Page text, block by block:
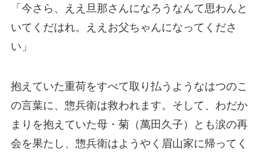
「今さら、ええ旦那さんになろうなんて思わんと
いてくだはれ。ええお父ちゃんになってくださ
い」
抱えていた重荷をすべて取り払うようなはつのこ
の言葉に、惣兵衛は救われます。そして、わだか
まりを抱えていた母・菊（萬田久子）とも涙の再
会を果たし、惣兵衛はようやく眉山家に帰ってく